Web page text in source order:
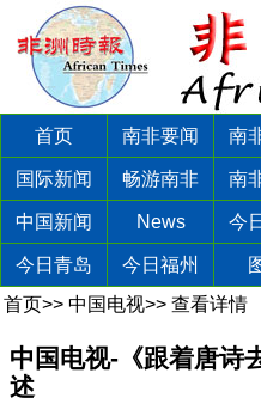
首页 南非要闻 南
国际新闻 畅游南非 南
中国新闻 News 今
今日青岛 今日福州
首页>> 中国电视>> 查看详情
中国电视-《跟着唐诗
述